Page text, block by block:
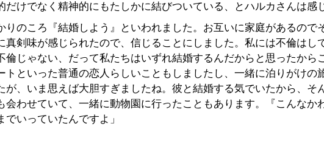
だけでなく精神的にもたしかに結びついている、とハルカさんは感
りのころ『結婚しよう』といわれました。お互いに家庭があるので
真剣味が感じられたので、信じることにしました。私には不倫はし
倫じゃない、だって私たちはいずれ結婚するんだからと思ったから
トといった普通の恋人らしいこともしましたし、一緒に泊りがけの
が、いま思えば大胆すぎましたね。彼と結婚する気でいたから、そ
会わせていて、一緒に動物園に行ったこともあります。『こんなか
いっていたんですよ」